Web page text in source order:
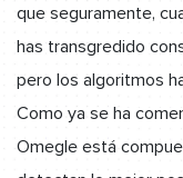
que seguramente,
has transgredido
pero los algoritmos
Como ya se ha
Omegle está